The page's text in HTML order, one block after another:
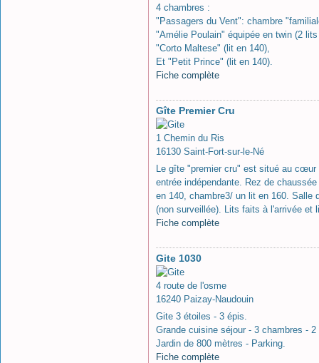
4 chambres :
"Passagers du Vent": chambre
"Amélie Poulain" équipée en twin (2
"Corto Maltese" (lit en 140),
Et "Petit Prince" (lit en 140).
Fiche complète
Gîte Premier Cru
1 Chemin du Ris
16130 Saint-Fort-sur-le-Né
Le gîte "premier cru" est situé au
entrée indépendante. Rez de
en 140, chambre3/ un lit en 160. Salle
(non surveillée). Lits faits à l'arrivée et
Fiche complète
Gite 1030
4 route de l'osme
16240 Paizay-Naudouin
Gite 3 étoiles - 3 épis.
Grande cuisine séjour - 3 chambres -
Jardin de 800 mètres - Parking.
Fiche complète